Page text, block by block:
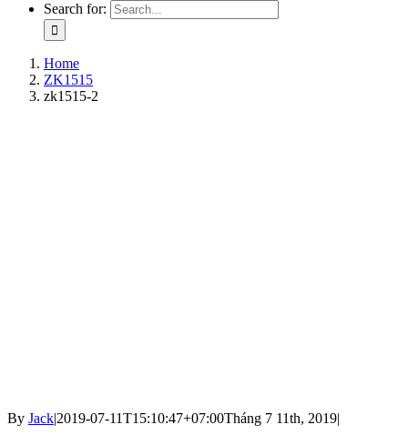
Search for:
Home
ZK1515
zk1515-2
By Jack|2019-07-11T15:10:47+07:00Tháng 7 11th, 2019|